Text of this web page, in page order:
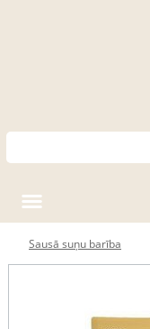
Sausā suņu barība